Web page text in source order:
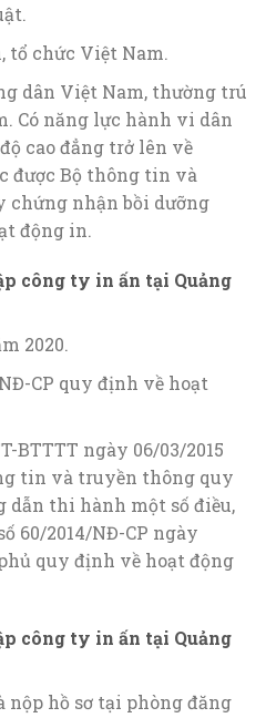
tổ chức Việt Nam.
dân Việt Nam, thường trú
Có năng lực hành vi dân
cao đẳng trở lên về
được Bộ thông tin và
chứng nhận bồi dưỡng
động in.
công ty in ấn tại Quảng
2020.
CP quy định về hoạt
BTTTT ngày 06/03/2015
tin và truyền thông quy
thi hành một số điều,
60/2014/NĐ-CP ngày
quy định về hoạt động
công ty in ấn tại Quảng
nộp hồ sơ tại phòng đăng